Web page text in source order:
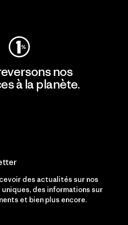
nos
à la planète.
des actualités sur nos
des informations sur
et bien plus encore.